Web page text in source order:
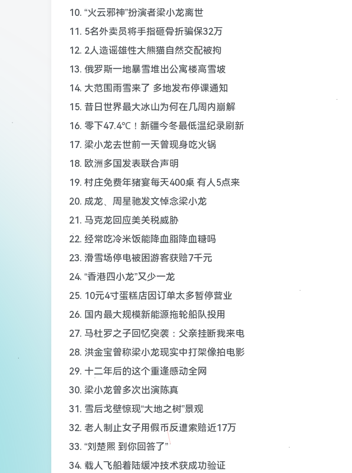
10. “火云邪神”扮演者梁小龙离世
11. 5名外卖员将手指砸骨折骗保32万
12. 2人造谣雄性大熊猫自然交配被拘
13. 俄罗斯一地暴雪堆出公寓楼高雪坡
14. 大范围雨雪来了 多地发布停课通知
15. 昔日世界最大冰山为何在几周内崩解
16. 零下47.4℃！新疆今冬最低温纪录刷新
17. 梁小龙去世前一天曾现身吃火锅
18. 欧洲多国发表联合声明
19. 村庄免费年猪宴每天400桌 有人5点来
20. 成龙、周星驰发文悼念梁小龙
21. 马克龙回应美关税威胁
22. 经常吃冷米饭能降血脂降血糖吗
23. 滑雪场停电被困游客获赔7千元
24. “香港四小龙”又少一龙
25. 10元4寸蛋糕店因订单太多暂停营业
26. 国内最大规模新能源拖轮船队投用
27. 马杜罗之子回忆突袭：父亲挂断我来电
28. 洪金宝曾称梁小龙现实中打架像拍电影
29. 十二年后的这个重逢感动全网
30. 梁小龙曾多次出演陈真
31. 雪后戈壁惊现“大地之树”景观
32. 老人制止女子用假币反遭索赔近17万
33. “刘楚熙 到你回答了”
34. 载人飞船着陆缓冲技术获成功验证